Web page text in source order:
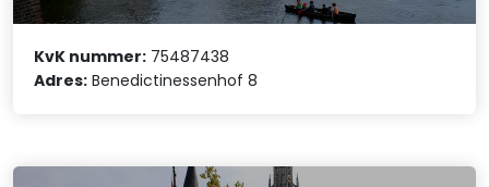
KvK nummer: 75487438
Adres: Benedictinessenhof 8